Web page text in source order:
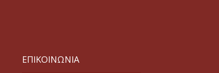
ΕΠΙΚΟΙΝΩΝΙΑ